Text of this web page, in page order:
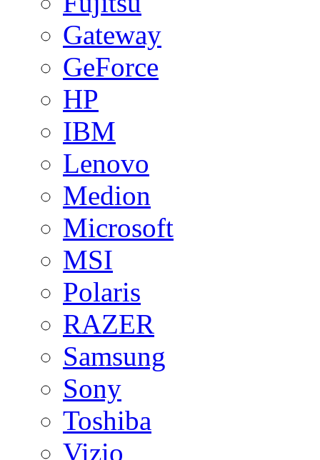
Gateway
GeForce
HP
IBM
Lenovo
Medion
Microsoft
MSI
Polaris
RAZER
Samsung
Sony
Toshiba
Vizio